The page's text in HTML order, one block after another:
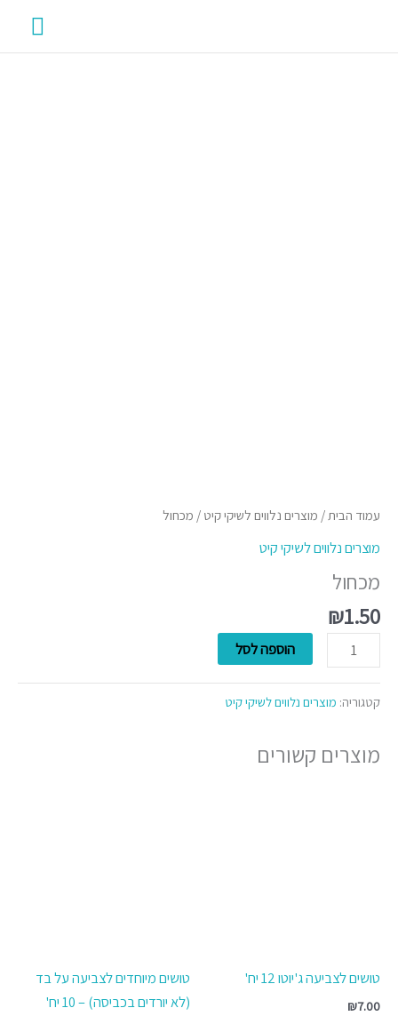
עמוד הבית/ מוצרים נלווים לשיקי קיט / מכחול
מוצרים נלווים לשיקי קיט
מכחול
₪1.50
הוספה לסל
קטגוריה: מוצרים נלווים לשיקי קיט
מוצרים קשורים
טושים לצביעה ג'יוטו 12 יח'
₪7.00
טושים מיוחדים לצביעה על בד
(לא יורדים בכביסה) – 10 יח'